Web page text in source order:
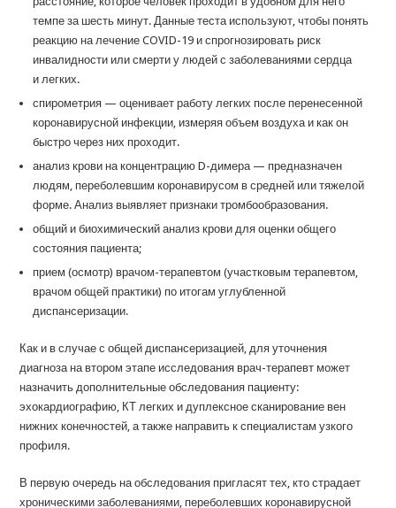
темпе за шесть минут. Данные теста используют, чтобы понять
реакцию на лечение COVID-19 и спрогнозировать риск
инвалидности или смерти у людей с заболеваниями сердца
и легких.
спирометрия — оценивает работу легких после перенесенной
коронавирусной инфекции, измеряя объем воздуха и как он
быстро через них проходит.
анализ крови на концентрацию D-димера — предназначен
людям, переболевшим коронавирусом в средней или тяжелой
форме. Анализ выявляет признаки тромбообразования.
общий и биохимический анализ крови для оценки общего
состояния пациента;
прием (осмотр) врачом-терапевтом (участковым терапевтом,
врачом общей практики) по итогам углубленной
диспансеризации.
Как и в случае с общей диспансеризацией, для уточнения
диагноза на втором этапе исследования врач-терапевт может
назначить дополнительные обследования пациенту:
эхокардиографию, КТ легких и дуплексное сканирование вен
нижних конечностей, а также направить к специалистам узкого
профиля.
В первую очередь на обследования пригласят тех, кто страдает
хроническими заболеваниями, переболевших коронавирусной